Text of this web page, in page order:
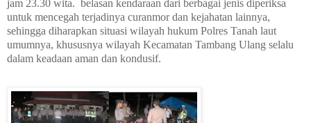
jam 23.30 wita.
belasan kendaraan dari berbagai jenis diperiksa
untuk mencegah terjadinya curanmor dan kejahatan lainnya,
sehingga diharapkan situasi wilayah hukum Polres Tanah laut
umumnya, khususnya wilayah Kecamatan Tambang Ulang selalu
dalam keadaan aman dan kondusif.